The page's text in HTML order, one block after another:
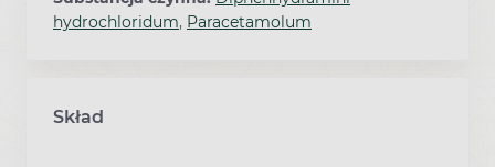
hydrochloridum, Paracetamolum
Skład